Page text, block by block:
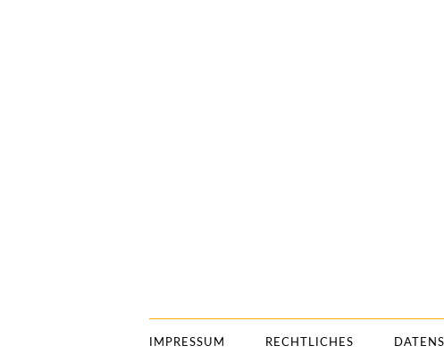
IMPRESSUM RECHTLICHES